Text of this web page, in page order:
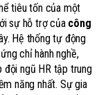
tiêu tốn của một
sự hỗ trợ của công
Hệ thống tự động
chỉ hành nghề,
đội ngũ HR tập trung
năng nhất. Sự gia